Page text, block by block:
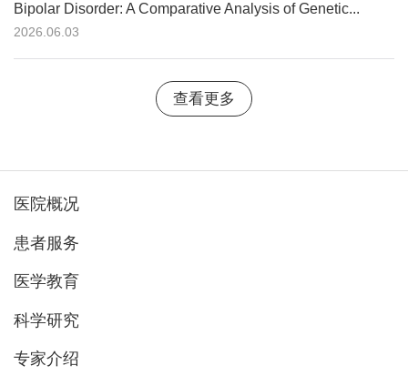
Bipolar Disorder: A Comparative Analysis of Genetic...
2026.06.03
查看更多
医院概况
患者服务
医学教育
科学研究
专家介绍